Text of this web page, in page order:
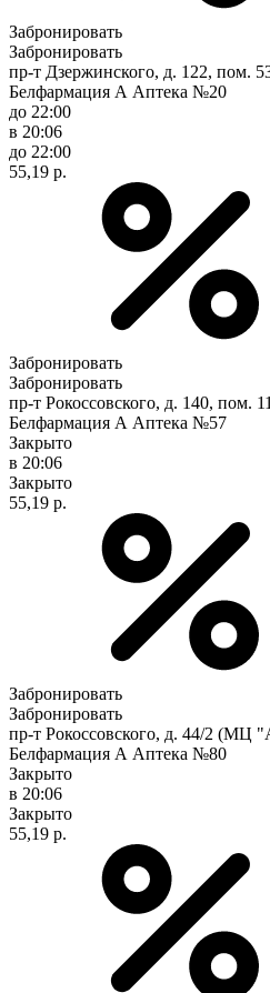
Забронировать
Забронировать
пр-т Дзержинского, д. 122, пом.
Белфармация А Аптека №20
до 22:00
в 20:06
до 22:00
55,19 р.
Забронировать
Забронировать
пр-т Рокоссовского, д. 140, пом.
Белфармация А Аптека №57
Закрыто
в 20:06
Закрыто
55,19 р.
Забронировать
Забронировать
пр-т Рокоссовского, д. 44/2 (МЦ
Белфармация А Аптека №80
Закрыто
в 20:06
Закрыто
55,19 р.